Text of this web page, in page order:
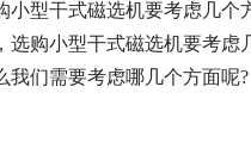
小型干式磁选机要考虑几个
选购小型干式磁选机要考虑
我们需要考虑哪几个方面呢?